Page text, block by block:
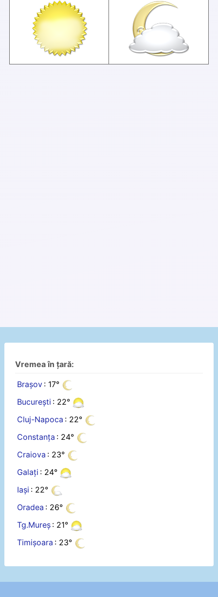
Vremea în țară:
Brașov : 17°
București : 22°
Cluj-Napoca : 22°
Constanța : 24°
Craiova : 23°
Galați : 24°
Iași : 22°
Oradea : 26°
Tg.Mureș : 21°
Timișoara : 23°